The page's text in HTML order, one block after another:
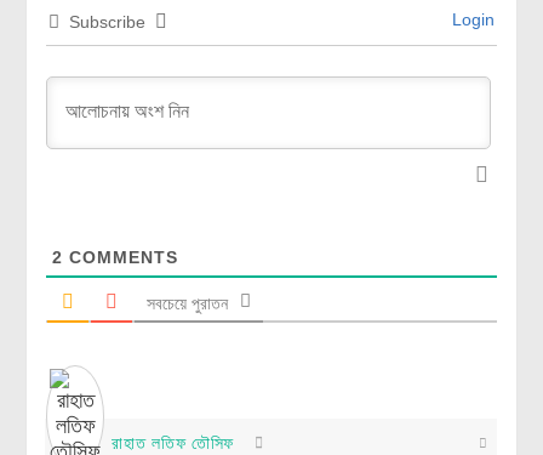
Subscribe Login
2 COMMENTS
সবচেয়ে পুরাতন
রাহাত লতিফ তৌসিফ